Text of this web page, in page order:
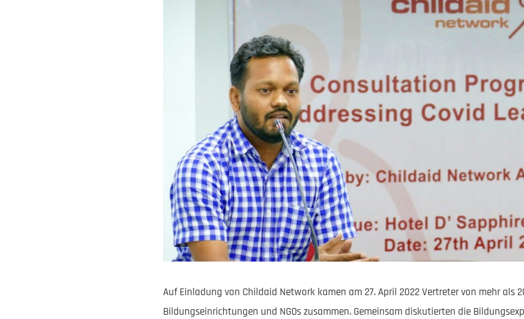
Auf Einladung von Childaid Network kamen am 27. April 2022 Vertreter von mehr als
Bildungseinrichtungen und NGOs zusammen. Gemeinsam diskutierten die